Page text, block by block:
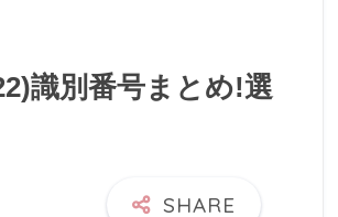
識別番号まとめ!選